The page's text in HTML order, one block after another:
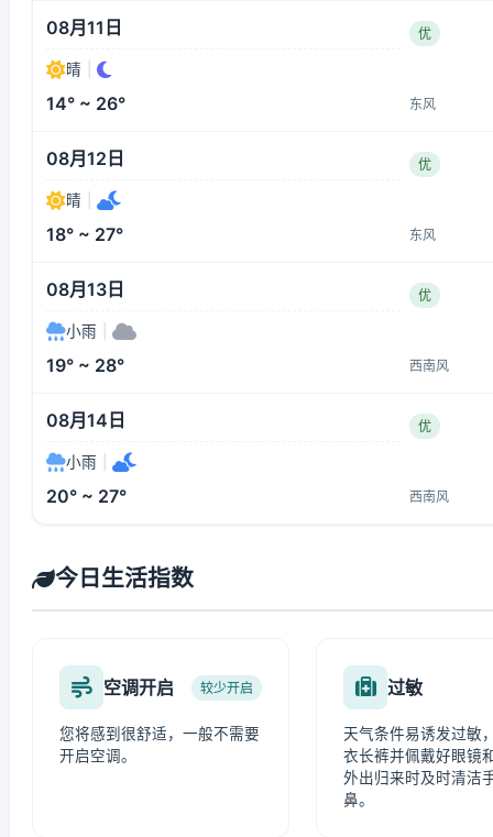
08月11日 优
晴
14° ~ 26° 东风
08月12日 优
晴
18° ~ 27° 东风
08月13日 优
小雨
19° ~ 28° 西南风
08月14日 优
小雨
20° ~ 27° 西南风
今日生活指数
空调开启 较少开启
您将感到很舒适，一般不需要
开启空调。
过敏
天气条件易诱发过敏
衣长裤并佩戴好眼镜
外出归来时及时清洁
鼻。